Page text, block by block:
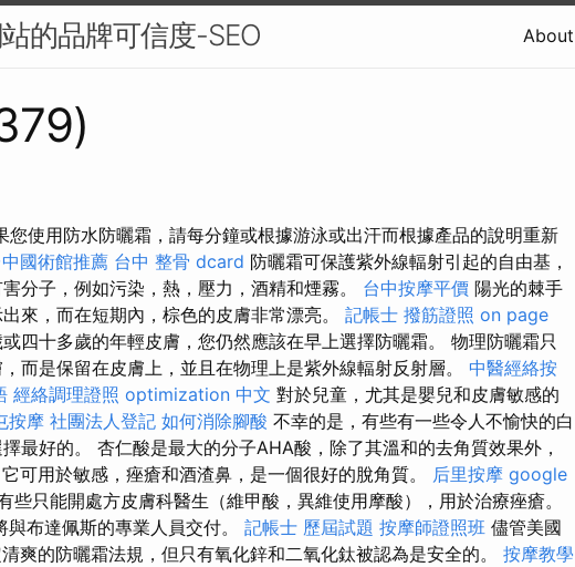
的品牌可信度-SEO About
使用防水防曬霜，請每分鐘或根據游泳或出汗而根據產品的說明重新
國術館推薦 台中 整骨 dcard 防曬霜可保護紫外線輻射引起的自由基，
分子，例如污染，熱，壓力，酒精和煙霧。 台中按摩平價 陽光的棘手
來，而在短期內，棕色的皮膚非常漂亮。 記帳士 撥筋證照 on page
四十多歲的年輕皮膚，您仍然應該在早上選擇防曬霜。 物理防曬霜只
而是保留在皮膚上，並且在物理上是紫外線輻射反射層。 中醫經絡按
經絡調理證照 optimization 中文 對於兒童，尤其是嬰兒和皮膚敏感的
按摩 社團法人登記 如何消除腳酸 不幸的是，有些有一些令人不愉快的白
最好的。 杏仁酸是最大的分子AHA酸，除了其溫和的去角質效果外，
它可用於敏感，痤瘡和酒渣鼻，是一個很好的脫角質。 后里按摩 google
些只能開處方皮膚科醫生（維甲酸，異維使用摩酸），用於治療痤瘡。
與布達佩斯的專業人員交付。 記帳士 歷屆試題 按摩師證照班 儘管美國
爽的防曬霜法規，但只有氧化鋅和二氧化鈦被認為是安全的。 按摩教學